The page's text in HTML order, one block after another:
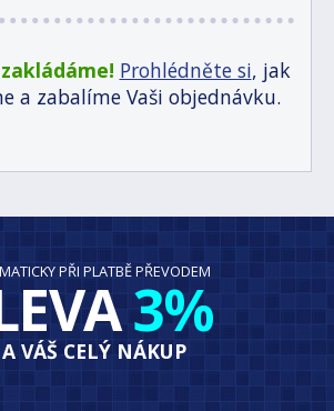
Prohlédněte si, jak
a zabalíme Vaši objednávku.
PŘI PLATBĚ PŘEVODEM
3%
VÁŠ CELÝ NÁKUP